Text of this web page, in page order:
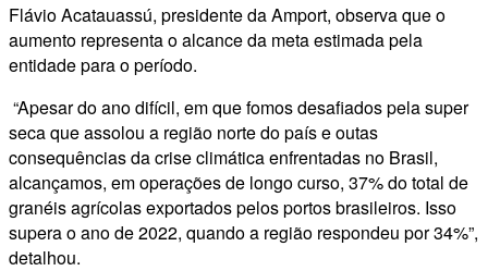
Flávio Acatauassú, presidente da Amport, observa que o
aumento representa o alcance da meta estimada pela
entidade para o período.
“Apesar do ano difícil, em que fomos desafiados pela super
seca que assolou a região norte do país e outas
consequências da crise climática enfrentadas no Brasil,
alcançamos, em operações de longo curso, 37% do total de
granéis agrícolas exportados pelos portos brasileiros. Isso
supera o ano de 2022, quando a região respondeu por 34%”,
detalhou.